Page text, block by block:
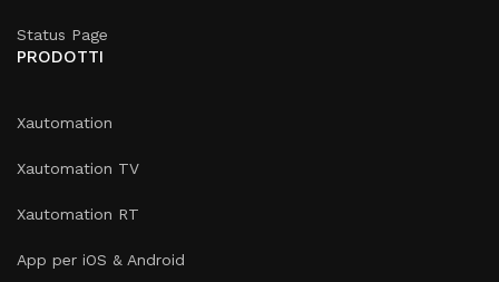
Status Page
PRODOTTI
Xautomation
Xautomation TV
Xautomation RT
App per iOS & Android